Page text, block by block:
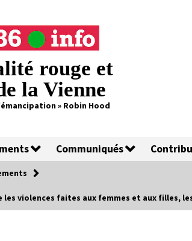
rouge et
la Vienne
» Robin Hood
Communiqués
violences faites aux femmes et aux filles,